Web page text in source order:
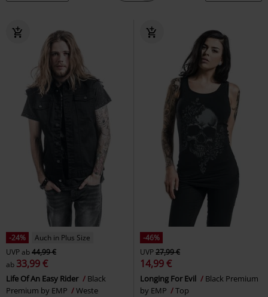
-24%
Auch in Plus Size
UVPab44,99 €
ab 33,99 €
Life Of An Easy Rider
Black
Premium by EMP
Weste
-46%
UVP27,99 €
14,99 €
Longing For Evil
Black Premium
by EMP
Top